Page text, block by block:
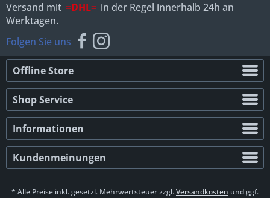
Versand mit =DHL= in der Regel innerhalb 24h an
Werktagen.
Folgen Sie uns
Offline Store
Shop Service
Informationen
Kundenmeinungen
* Alle Preise inkl. gesetzl. Mehrwertsteuer zzgl.Versandkosten und ggf.